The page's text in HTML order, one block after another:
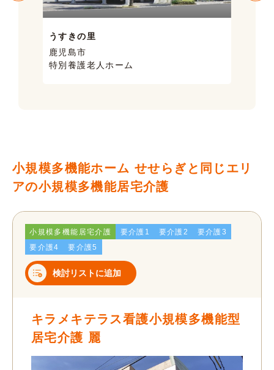
うすきの里
鹿児島市
特別養護老人ホーム
小規模多機能ホーム せせらぎと同じエリ
アの小規模多機能居宅介護
小規模多機能居宅介護 要介護1 要介護2
要介護3
要介護4
要介護5
検討リストに追加
キラメキテラス看護小規模多機能型
居宅介護 麗